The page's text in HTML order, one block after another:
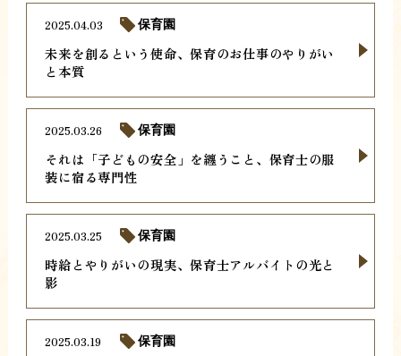
未来を創るという使命、保育のお仕事のやりがい
と本質
2025.04.03 保育園
それは「子どもの安全」を纏うこと、保育士の服
装に宿る専門性
2025.03.26 保育園
時給とやりがいの現実、保育士アルバイトの光と
影
2025.03.25 保育園
2025.03.19 保育園